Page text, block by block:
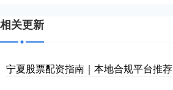
相关更新
宁夏股票配资指南｜本地合规平台推荐